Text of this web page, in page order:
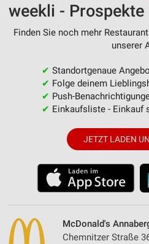
weekli - Prospekte
Finden Sie noch mehr
unserer
✔ Standortgenaue
✔ Folge deinem
✔ Push-
✔ Einkaufsliste - Einkauf
JETZT LADEN
McDonald's
Chemnitzer Straße